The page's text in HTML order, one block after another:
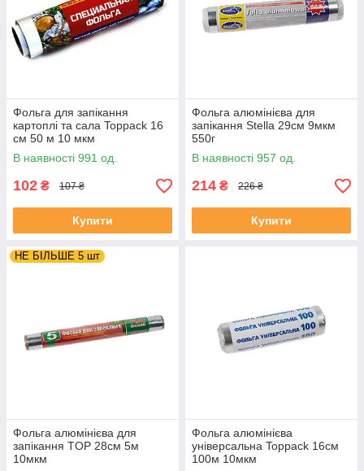
Фольга для запікання
картоплі та сала Toppack 16
см 50 м 10 мкм
В наявності 991 од.
102 ₴ 107 ₴
Купити
Фольга алюмінієва для
запікання Stella 29см 9мкм
550г
В наявності 957 од.
214 ₴ 226 ₴
Купити
НЕ БІЛЬШЕ 5 шт
Фольга алюмінієва для
запікання TОР 28см 5м
10мкм
Фольга алюмінієва
універсальна Toppack 16см
100м 10мкм